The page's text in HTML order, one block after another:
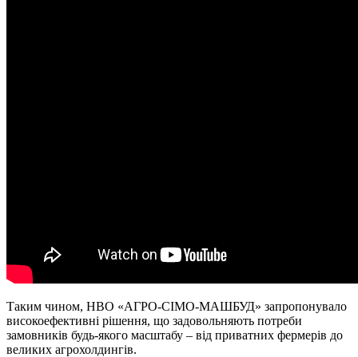
Таким чином, НВО «АГРО-СІМО-МАШБУД» запропонувало
високоефективні рішення, що задовольняють потреби
замовників будь-якого масштабу – від приватних фермерів до
великих агрохолдингів.